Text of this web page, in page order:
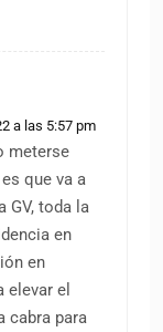
a las 5:57 pm
meterse
que va a
GV, toda la
en
en
elevar el
cabra para